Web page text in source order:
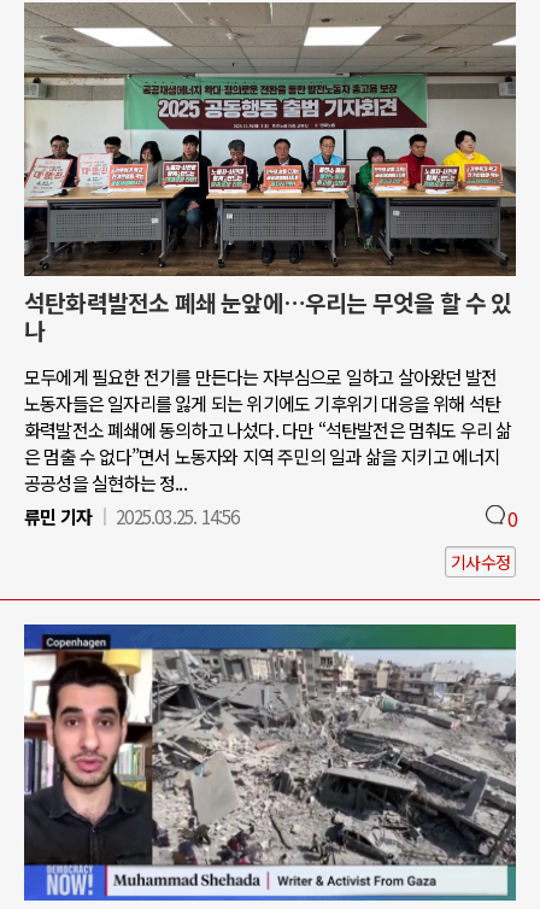
석탄화력발전소 폐쇄 눈앞에…우리는 무엇을 할 수 있
나
모두에게 필요한 전기를 만든다는 자부심으로 일하고 살아왔던 발전
노동자들은 일자리를 잃게 되는 위기에도 기후위기 대응을 위해 석탄
화력발전소 폐쇄에 동의하고 나섰다. 다만 “석탄발전은 멈춰도 우리 삶
은 멈출 수 없다”면서 노동자와 지역 주민의 일과 삶을 지키고 에너지
공공성을 실현하는 정...
류민 기자
2025.03.25. 14:56 0
기사수정